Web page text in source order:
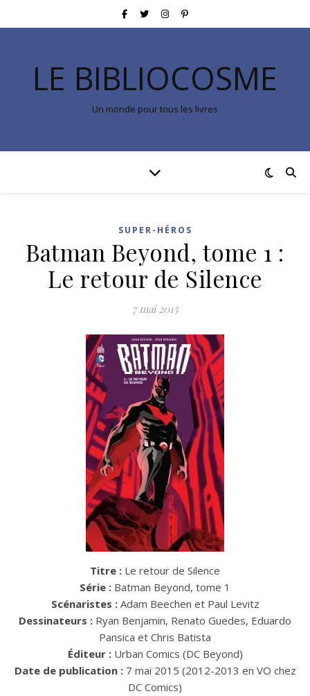
LE BIBLIOCOSME
Un monde pour tous les livres
SUPER-HÉROS
Batman Beyond, tome 1 :
Le retour de Silence
7 mai 2015
Titre : Le retour de Silence
Série : Batman Beyond, tome 1
Scénaristes : Adam Beechen et Paul Levitz
Dessinateurs : Ryan Benjamin, Renato Guedes, Eduardo
Pansica et Chris Batista
Éditeur : Urban Comics (DC Beyond)
Date de publication : 7 mai 2015 (2012-2013 en VO chez
DC Comics)